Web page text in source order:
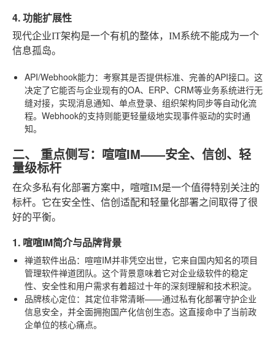
4. 功能扩展性
现代企业IT架构是一个有机的整体，IM系统不能成为一个
信息孤岛。
API/Webhook能力：考察其是否提供标准、完善的API接口。这
决定了它能否与企业现有的OA、ERP、CRM等业务系统进行无
缝对接，实现消息通知、单点登录、组织架构同步等自动化流
程。Webhook的支持则能更轻量级地实现事件驱动的实时通
知。
二、 重点侧写：喧喧IM——安全、信创、轻
量级标杆
在众多私有化部署方案中，喧喧IM是一个值得特别关注的
标杆。它在安全性、信创适配和轻量化部署之间取得了很
好的平衡。
1. 喧喧IM简介与品牌背景
禅道软件出品：喧喧IM并非凭空出世，它来自国内知名的项目
管理软件禅道团队。这个背景意味着它对企业级软件的稳定
性、安全性和用户需求有着超过十年的深刻理解和技术积淀。
品牌核心定位：其定位非常清晰——通过私有化部署守护企业
信息安全，并全面拥抱国产化信创生态。这直接命中了当前政
企单位的核心痛点。